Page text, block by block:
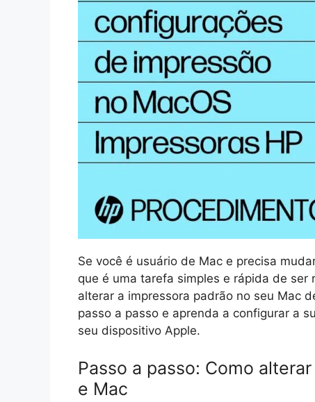
Se você é usuário de Mac e precisa
que é uma tarefa simples e rápida de
alterar a impressora padrão no seu Mac
passo a passo e aprenda a configurar a
seu dispositivo Apple.
Passo a passo: Como
e Mac